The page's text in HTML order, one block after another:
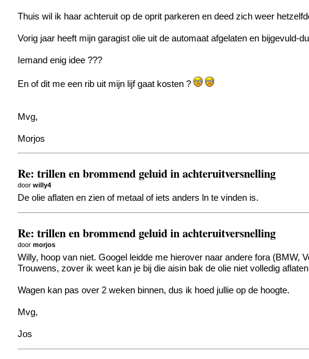
Thuis wil ik haar achteruit op de oprit parkeren en deed zich weer
Vorig jaar heeft mijn garagist olie uit de automaat afgelaten en bijgevuld-
Iemand enig idee ???
En of dit me een rib uit mijn lijf gaat kosten ?
Mvg,
Morjos
Re: trillen en brommend geluid in achteruitversnelling
doorwilly4
De olie aflaten en zien of metaal of iets anders ln te vinden is.
Re: trillen en brommend geluid in achteruitversnelling
doormorjos
Willy, hoop van niet. Googel leidde me hierover naar andere fora
Trouwens, zover ik weet kan je bij die aisin bak de olie niet volledig
Wagen kan pas over 2 weken binnen, dus ik hoed jullie op de hoogte.
Mvg,
Jos